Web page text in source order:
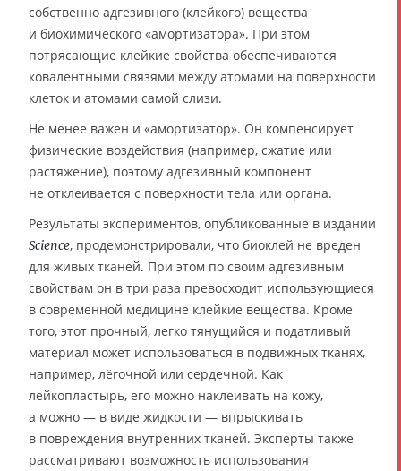
собственно адгезивного (клейкого) вещества
и биохимического «амортизатора». При этом
потрясающие клейкие свойства обеспечиваются
ковалентными связями между атомами на поверхности
клеток и атомами самой слизи.
Не менее важен и «амортизатор». Он компенсирует
физические воздействия (например, сжатие или
растяжение), поэтому адгезивный компонент
не отклеивается с поверхности тела или органа.
Результаты экспериментов, опубликованные в издании
Science, продемонстрировали, что биоклей не вреден
для живых тканей. При этом по своим адгезивным
свойствам он в три раза превосходит использующиеся
в современной медицине клейкие вещества. Кроме
того, этот прочный, легко тянущийся и податливый
материал может использоваться в подвижных тканях,
например, лёгочной или сердечной. Как
лейкопластырь, его можно наклеивать на кожу,
а можно — в виде жидкости — впрыскивать
в повреждения внутренних тканей. Эксперты также
рассматривают возможность использования